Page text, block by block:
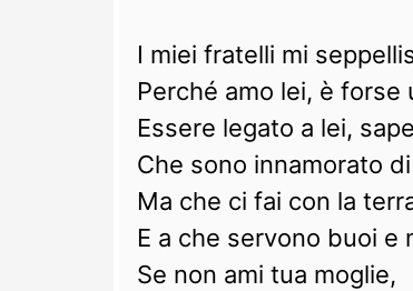
I miei fratelli mi
Perché amo lei, è forse
Essere legato a lei,
Che sono innamorato
Ma che ci fai con la
E a che servono buoi e
Se non ami tua moglie,